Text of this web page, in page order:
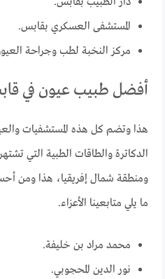
المستشفى العسكري بقابس.
مركز النخبة لطب وجراحة
أفضل طبيب عيون في
هذا وتضم كل هذه المستشفيات
الدكاترة والطاقات الطبية التي
ومنطقة شمال إفريقيا، هذا ومن
ما يلي متابعينا الأعزاء.
محمد مراد بن خليفة.
نور الدين المحجوبي.